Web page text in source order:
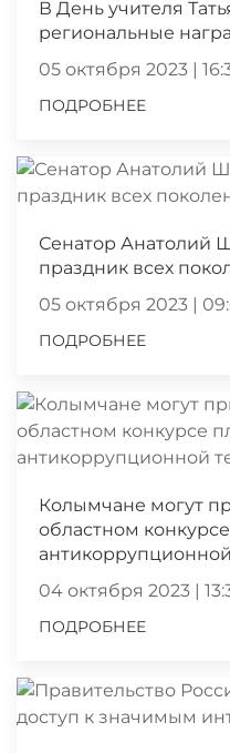
В День учителя
региональные
05 октября 2023 |
ПОДРОБНЕЕ
Сенатор Анатолий
праздник всех
05 октября 2023 |
ПОДРОБНЕЕ
Колымчане могут
областном
04 октября 2023 |
ПОДРОБНЕЕ